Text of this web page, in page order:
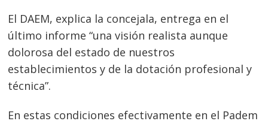
El DAEM, explica la concejala, entrega en el
último informe “una visión realista aunque
dolorosa del estado de nuestros
establecimientos y de la dotación profesional y
técnica”.
En estas condiciones efectivamente en el Padem